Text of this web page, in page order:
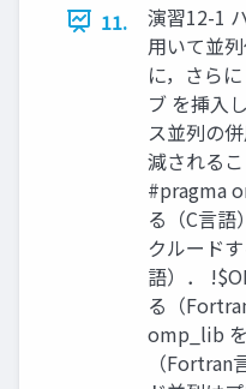
11.
演習12-1
用いて並
に，さら
ブ を挿入
ス並列の
減されるこ
#pragma
る（C言
クルード
語）．
る（
omp_lib
（Fortran